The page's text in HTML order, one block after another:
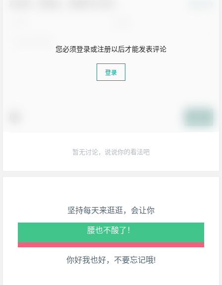
您必须登录或注册以后才能发表评论
登录
暂无讨论，说说你的看法吧
坚持每天来逛逛，会让你
腿也不痛了！
腰也不酸了！
工作也轻松了！
你好我也好，不要忘记哦!